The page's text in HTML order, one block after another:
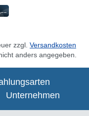
zzgl. Versandkosten
anders angegeben.
Unternehmen